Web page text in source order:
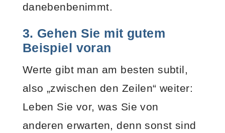
danebenbenimmt.
3. Gehen Sie mit gutem
Beispiel voran
Werte gibt man am besten subtil,
also „zwischen den Zeilen“ weiter:
Leben Sie vor, was Sie von
anderen erwarten, denn sonst sind